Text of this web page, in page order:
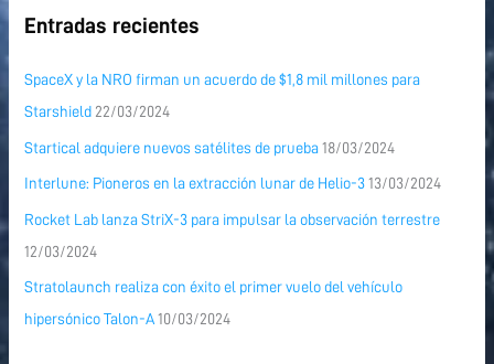
Entradas recientes
SpaceX y la NRO firman un acuerdo de $1,8 mil millones para
Starshield 22/03/2024
Startical adquiere nuevos satélites de prueba 18/03/2024
Interlune: Pioneros en la extracción lunar de Helio-3 13/03/2024
Rocket Lab lanza StriX-3 para impulsar la observación terrestre
12/03/2024
Stratolaunch realiza con éxito el primer vuelo del vehículo
hipersónico Talon-A 10/03/2024